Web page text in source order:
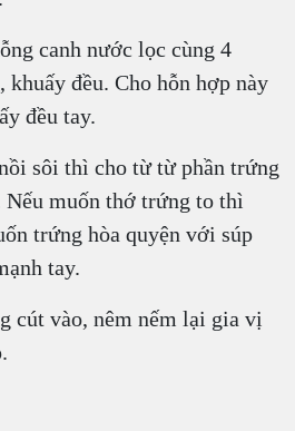
canh nước lọc cùng 4
khuấy đều. Cho hỗn hợp này
đều tay.
sôi thì cho từ từ phần trứng
Nếu muốn thớ trứng to thì
trứng hòa quyện với súp
tay.
cút vào, nêm nếm lại gia vị